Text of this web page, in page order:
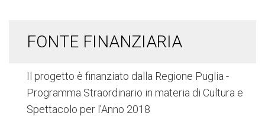
FONTE FINANZIARIA
Il progetto è finanziato dalla Regione Puglia -
Programma Straordinario in materia di Cultura e
Spettacolo per l'Anno 2018